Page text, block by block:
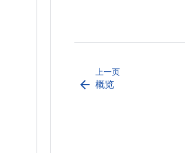
上一页
arrow_back 概览